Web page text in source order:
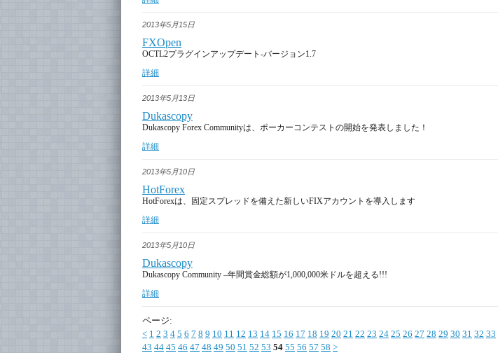
2013年5月15日
FXOpen
OСTL2プラグインアップデート-バージョン1.7
詳細
2013年5月13日
Dukascopy
Dukascopy Forex Communityは、ポーカーコンテストの開始を発表しました！
詳細
2013年5月10日
HotForex
HotForexは、固定スプレッドを備えた新しいFIXアカウントを導入します
詳細
2013年5月10日
Dukascopy
Dukascopy Community –年間賞金総額が1,000,000米ドルを超える!!!
詳細
ページ:
< 1 2 3 4 5 6 7 8 9 10 11 12 13 14 15 16 17 18 19 20 21 22 23 24 25 26 27 28 29 30 31 32 33
43 44 45 46 47 48 49 50 51 52 53 54 55 56 57 58 >